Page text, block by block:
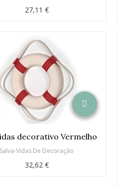
27,11 €
decorativo Vermelho
Salva-Vidas De Decoração
32,62 €